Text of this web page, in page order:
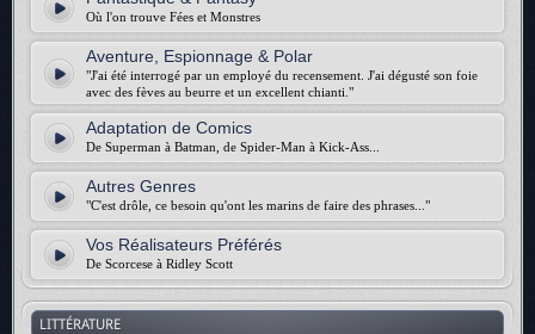
Où l'on trouve Fées et Monstres
Aventure, Espionnage & Polar
"J'ai été interrogé par un employé du recensement. J'ai dégusté son foie
avec des fèves au beurre et un excellent chianti."
Adaptation de Comics
De Superman à Batman, de Spider-Man à Kick-Ass...
Autres Genres
"C'est drôle, ce besoin qu'ont les marins de faire des phrases..."
Vos Réalisateurs Préférés
De Scorcese à Ridley Scott
LITTÉRATURE